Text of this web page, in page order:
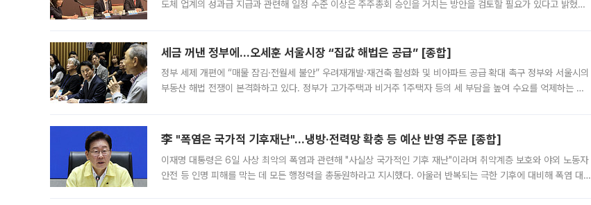
도체 업계의 성과급 지급과 관련해 일정 수준 이상은 주주총회 승인을 거치는 방안을 검토할 필요가 있다고 밝혔다.
세금 꺼낸 정부에…오세훈 서울시장 “집값 해법은 공급” [종합]
정부 세제 개편에 “매물 잠김·전월세 불안” 우려재개발·재건축 활성화 및 비아파트 공급 확대 촉구 정부와 서울시의
부동산 해법 전쟁이 본격화하고 있다. 정부가 고가주택과 비거주 1주택자 등의 세 부담을 높여 수요를 억제하는 카
李 "폭염은 국가적 기후재난"…냉방·전력망 확충 등 예산 반영 주문 [종합]
이재명 대통령은 6일 사상 최악의 폭염과 관련해 "사실상 국가적인 기후 재난"이라며 취약계층 보호와 야외 노동자
안전 등 인명 피해를 막는 데 모든 행정력을 총동원하라고 지시했다. 아울러 반복되는 극한 기후에 대비해 폭염 대응